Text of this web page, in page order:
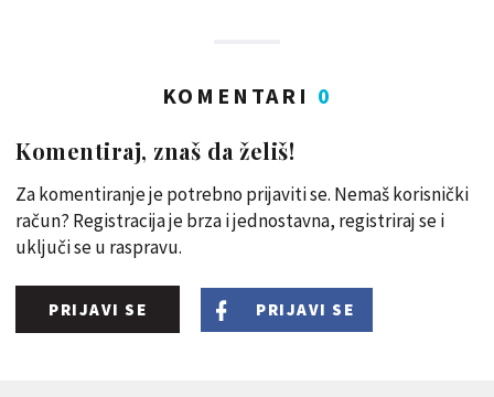
KOMENTARI 0
Komentiraj, znaš da želiš!
Za komentiranje je potrebno prijaviti se. Nemaš korisnički
račun? Registracija je brza i jednostavna, registriraj se i
uključi se u raspravu.
PRIJAVI SE PRIJAVI SE